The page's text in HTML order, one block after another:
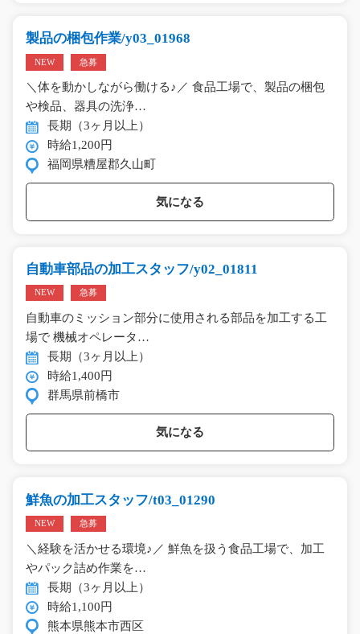
製品の梱包作業/y03_01968
NEW 急募
＼体を動かしながら働ける♪／ 食品工場で、製品の梱包
や検品、器具の洗浄…
長期（3ヶ月以上）
時給1,200円
福岡県糟屋郡久山町
気になる
自動車部品の加工スタッフ/y02_01811
NEW 急募
自動車のミッション部分に使用される部品を加工する工
場で 機械オペレータ…
長期（3ヶ月以上）
時給1,400円
群馬県前橋市
気になる
鮮魚の加工スタッフ/t03_01290
NEW 急募
＼経験を活かせる環境♪／ 鮮魚を扱う食品工場で、加工
やパック詰め作業を…
長期（3ヶ月以上）
時給1,100円
熊本県熊本市西区